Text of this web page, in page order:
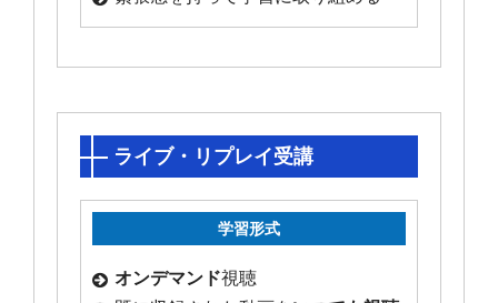
ライブ・リプレイ受講
学習形式
オンデマンド視聴